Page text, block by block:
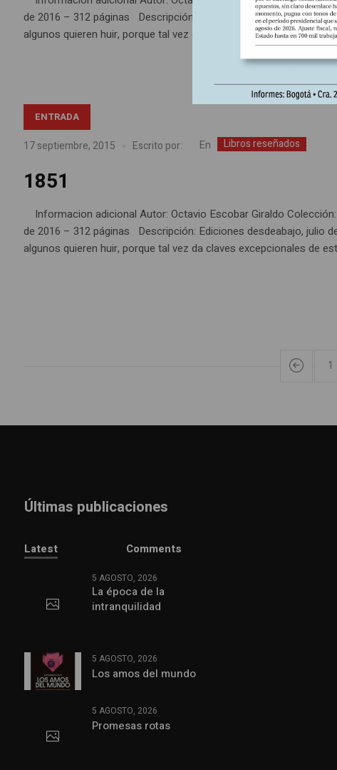
de 2016 – 312 páginas Descripción: Ediciones desdeabajo, julio
algunos quieren huir, porque tal vez da claves excepcionales de
ENTRADA
17 septiembre, 2015 Escrito por: En Libros reseñados
1851
Informacion adicional Autor: Octavio Escobar Giraldo
de 2016 – 312 páginas Descripción: Ediciones desdeabajo, julio
algunos quieren huir, porque tal vez da claves excepcionales de
1
Últimas publicaciones
Latest Comments
5 AGOSTO, 2026
La época de la
intranquilidad
5 AGOSTO, 2026
Los amos del mundo
5 AGOSTO, 2026
Promesas rotas